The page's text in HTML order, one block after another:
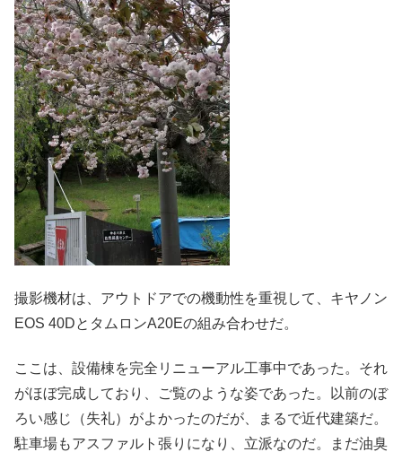
撮影機材は、アウトドアでの機動性を重視して、キヤノン
EOS 40DとタムロンA20Eの組み合わせだ。
ここは、設備棟を完全リニューアル工事中であった。それ
がほぼ完成しており、ご覧のような姿であった。以前のぼ
ろい感じ（失礼）がよかったのだが、まるで近代建築だ。
駐車場もアスファルト張りになり、立派なのだ。まだ油臭